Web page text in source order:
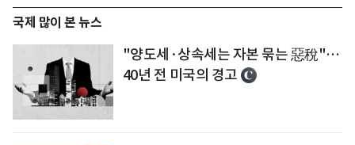
국제 많이 본 뉴스
"양도세·상속세는 자본 묶는 惡稅"…
40년 전 미국의 경고